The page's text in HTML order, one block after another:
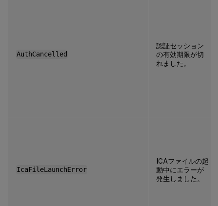
AuthCancelled
認証セッション
の有効期限が切
れました。
IcaFileLaunchError
ICAファイルの起
動中にエラーが
発生しました。